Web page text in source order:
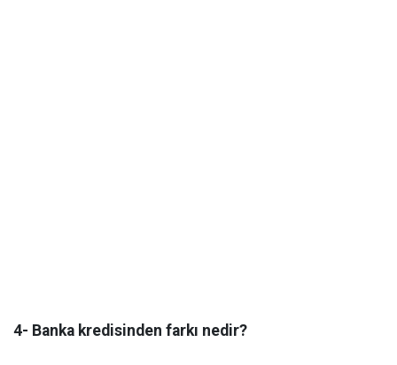
4- Banka kredisinden farkı nedir?